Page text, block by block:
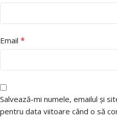
Email *
Salvează-mi numele, emailul și
pentru data viitoare când o să